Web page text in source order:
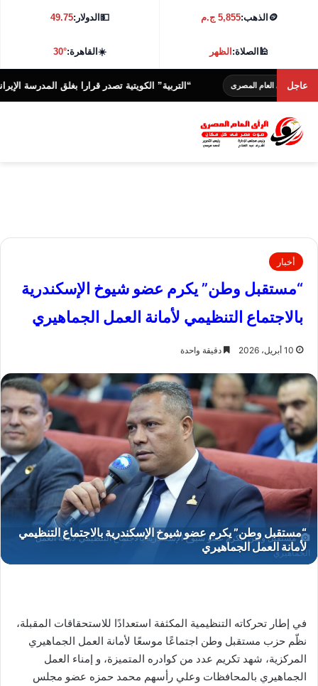
🪙 الذهب:5,855 ج.م 💵الدولار:49.75
🕌الصلاة:الظهر ☀️القاهرة:30°
عاجلالمصرى “التربية” الكويتية تصدر قرارا بغلق المدرسة الإيرانية الخاصة
أخبار
“مستقبل وطن” يكرم عضو شيوخ الإسكندرية
بالاجتماع التنظيمي لأمانة العمل الجماهيري
10 أبريل، 2026 دقيقة واحدة
“مستقبل وطن” يكرم عضو شيوخ الإسكندرية بالاجتماع التنظيمي لأمانة العمل
الجماهيري
في إطار تحركاته التنظيمية المكثفة استعدادًا للاستحقاقات المقبلة،
نظّم حزب مستقبل وطن اجتماعًا موسعًا لأمانة العمل الجماهيري
المركزية، شهد تكريم عدد من كوادره المتميزة، و إمناء العمل
الجماهيري بالمحافظات وعلي رأسهم محمد حمزه عضو مجلس